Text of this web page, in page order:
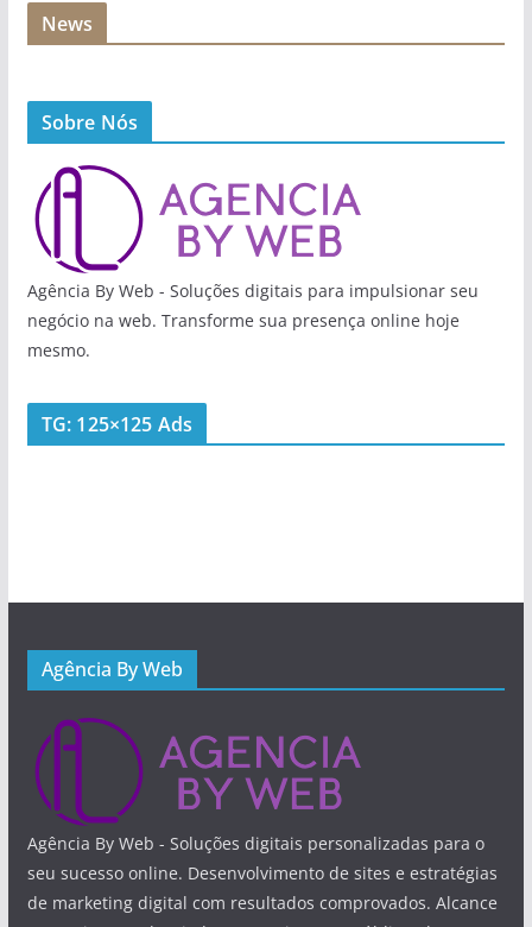
News
Sobre Nós
Agência By Web - Soluções digitais para impulsionar seu
negócio na web. Transforme sua presença online hoje
mesmo.
TG: 125×125 Ads
Agência By Web
Agência By Web - Soluções digitais personalizadas para o
seu sucesso online. Desenvolvimento de sites e estratégias
de marketing digital com resultados comprovados. Alcance